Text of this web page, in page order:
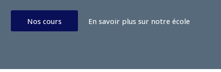
Nos cours En savoir plus sur notre école